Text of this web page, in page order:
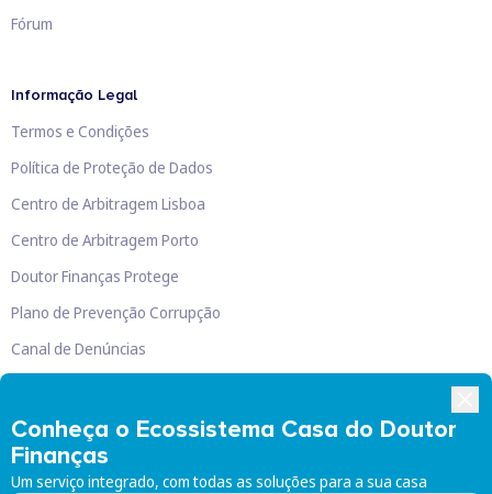
Conheça o Ecossistema Casa do Doutor
Finanças
Um serviço integrado, com todas as soluções para a sua casa
Fórum
Informação Legal
Termos e Condições
Política de Proteção de Dados
Centro de Arbitragem Lisboa
Centro de Arbitragem Porto
Doutor Finanças Protege
Plano de Prevenção Corrupção
Canal de Denúncias